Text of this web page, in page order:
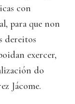
con
para que non
dereitos
exercer,
do
Jácome.